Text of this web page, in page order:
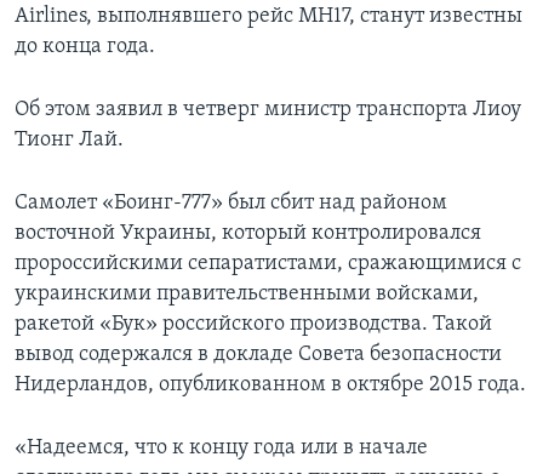
Airlines, выполнявшего рейс МН17, станут известны
до конца года.
Об этом заявил в четверг министр транспорта Лиоу
Тионг Лай.
Самолет «Боинг-777» был сбит над районом
восточной Украины, который контролировался
пророссийскими сепаратистами, сражающимися с
украинскими правительственными войсками,
ракетой «Бук» российского производства. Такой
вывод содержался в докладе Совета безопасности
Нидерландов, опубликованном в октябре 2015 года.
«Надеемся, что к концу года или в начале